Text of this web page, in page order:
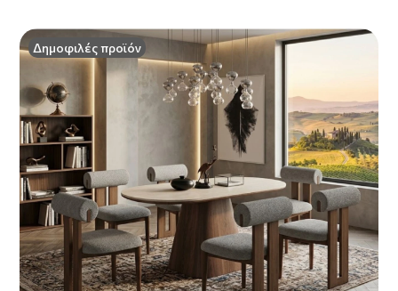
Δημοφιλές προϊόν